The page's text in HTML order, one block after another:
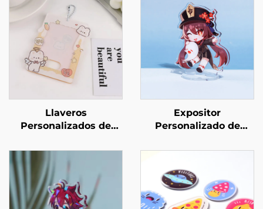
Llaveros
Personalizados de
Fotos
Expositor
Personalizado de